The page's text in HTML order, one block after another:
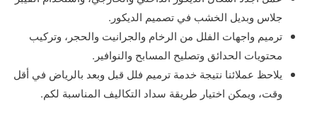
جلاس وبديل الخشب في تصميم الديكور.
ترميم واجهات الفلل من الرخام والجرانيت والحجر، وتركيب
محتويات الحدائق وتصليح المسابح والنوافير.
يلاحظ عملائنا نتيجة خدمة ترميم فلل قبل وبعد بالرياض في أقل
وقت، ويمكن اختيار طريقة سداد التكاليف المناسبة لكم.